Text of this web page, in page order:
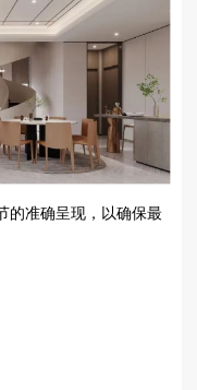
的准确呈现，以确保最